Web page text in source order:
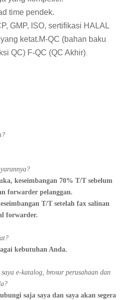
time pendek.
GMP, ISO, sertifikasi HALAL
ketat.M-QC (bahan baku
QC) F-QC (QC Akhir)
keseimbangan 70% T/T sebelum
forwarder pelanggan.
T/T setelah fax salinan
forwarder.
kebutuhan Anda.
e-katalog, brosur perusahaan dan
saja saya dan saya akan segera